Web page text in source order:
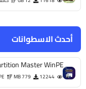
أحدث الاسطوانات
Master WinPE
12244
779 MB